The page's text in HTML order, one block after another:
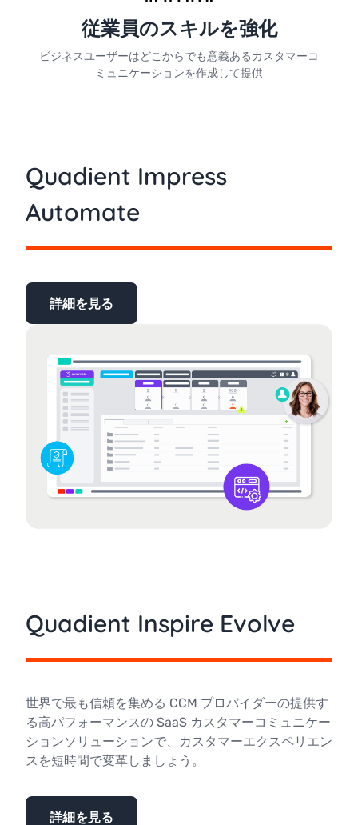
従業員のスキルを強化
ビジネスユーザーはどこからでも意義あるカスタマーコ
ミュニケーションを作成して提供
Quadient Impress
Automate
詳細を見る
Quadient Inspire Evolve
世界で最も信頼を集める CCM プロバイダーの提供す
る高パフォーマンスの SaaS カスタマーコミュニケー
ションソリューションで、カスタマーエクスペリエン
スを短時間で変革しましょう。
詳細を見る